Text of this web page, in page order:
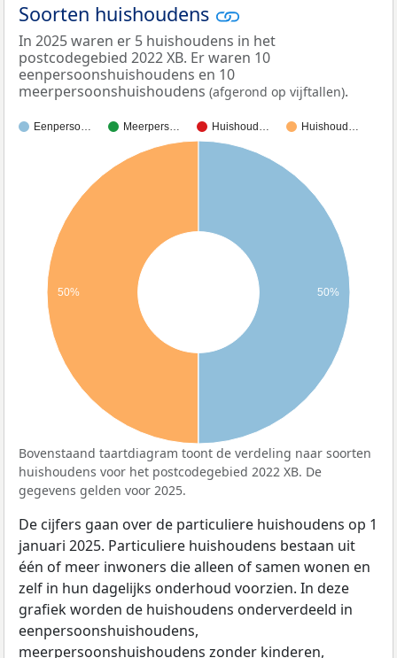
Soorten huishoudens
In 2025 waren er 5 huishoudens in het
postcodegebied 2022 XB. Er waren 10
eenpersoonshuishoudens en 10
meerpersoonshuishoudens (afgerond op vijftallen).
Eenperso… Meerpers… Huishoud… Huishoud…
50% 50%
Bovenstaand taartdiagram toont de verdeling naar soorten
huishoudens voor het postcodegebied 2022 XB. De
gegevens gelden voor 2025.
De cijfers gaan over de particuliere huishoudens op 1
januari 2025. Particuliere huishoudens bestaan uit
één of meer inwoners die alleen of samen wonen en
zelf in hun dagelijks onderhoud voorzien. In deze
grafiek worden de huishoudens onderverdeeld in
eenpersoonshuishoudens,
meerpersoonshuishoudens zonder kinderen,